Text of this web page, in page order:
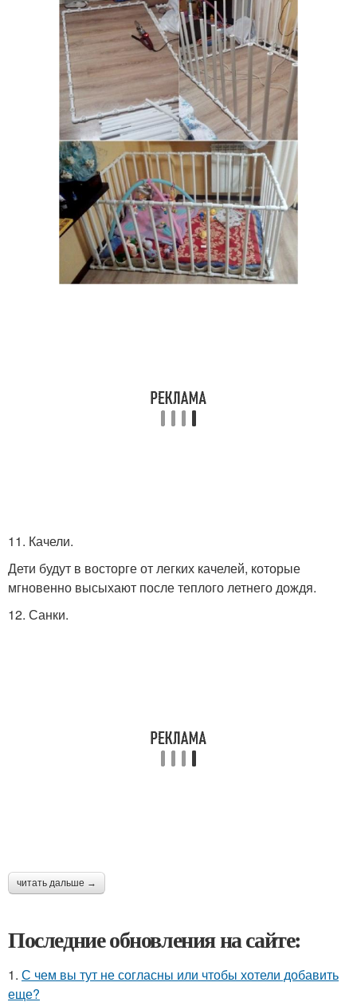
11. Качели.
Дети будут в восторге от легких качелей, которые
мгновенно высыхают после теплого летнего дождя.
12. Санки.
читать дальше →
Последние обновления на сайте:
1. С чем вы тут не согласны или чтобы хотели добавить
еще?